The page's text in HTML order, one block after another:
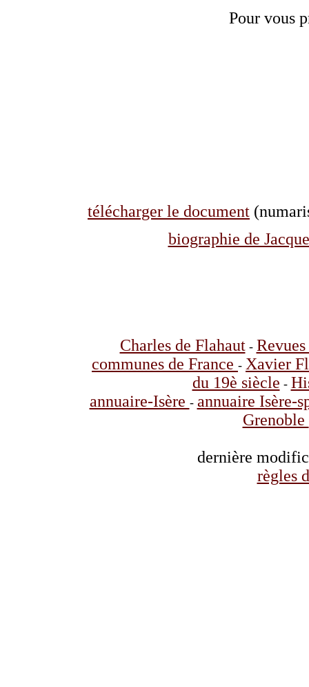
Pour vous
télécharger le document
biographie de
Charles de Flahaut-
communes de France - Xavier
du 19è siècle -
annuaire-Isère - annuaire Isère-
Grenoble
dernière
règles